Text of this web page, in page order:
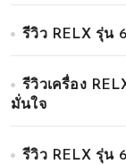
รีวิว RELX รุ่น
รีวิวเครื่อง
มั่นใจ
รีวิว RELX รุ่น